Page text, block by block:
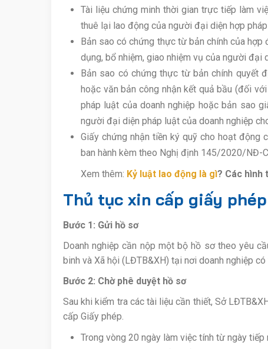
Tài liệu chứng minh thời gian trực tiếp làm
thuê lại lao động của người đại diện hợp
Bản sao có chứng thực từ bản chính của
dụng, bổ nhiệm, giao nhiệm vụ của người đại
Bản sao có chứng thực từ bản chính quyết
hoặc văn bản công nhận kết quả bầu (đối
pháp luật của doanh nghiệp hoặc bản sao
người đại diện pháp luật của doanh nghiệp
Giấy chứng nhận tiền ký quỹ cho hoạt
ban hành kèm theo Nghị định 145/2020/NĐ-
Xem thêm: Kỷ luật lao động là gì? Các hình
Thủ tục xin cấp giấy
Bước 1: Gửi hồ sơ
Doanh nghiệp cần nộp một bộ hồ sơ theo yêu
binh và Xã hội (LĐTB&XH) tại nơi doanh nghiệp
Bước 2: Chờ phê duyệt hồ sơ
Sau khi kiểm tra các tài liệu cần thiết, Sở
cấp Giấy phép.
Trong vòng 20 ngày làm việc tính từ ngày